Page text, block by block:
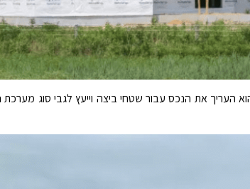
העריך את הנכס עבור שטחי ביצה וייעץ לגבי סוג